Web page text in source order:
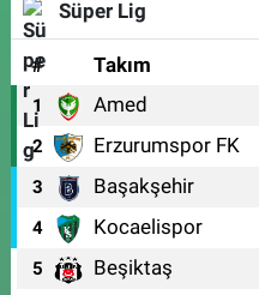
Süper Lig
# Takım
1 Amed
2 Erzurumspor FK
3 Başakşehir
4 Kocaelispor
5 Beşiktaş